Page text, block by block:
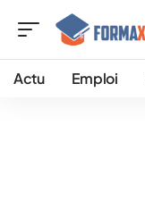
Actu Emploi